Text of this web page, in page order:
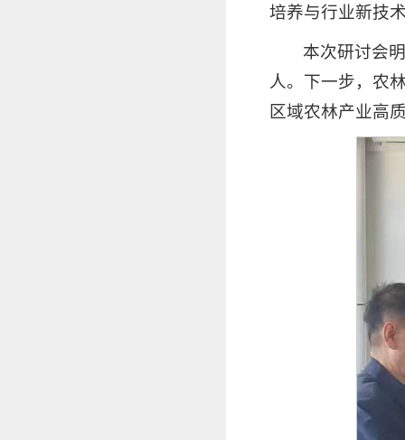
培养与行业新技
本次研讨会
人。下一步，农
区域农林产业高